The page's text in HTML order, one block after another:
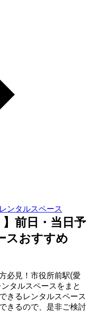
ンタルスペース
】前日・当日予
スおすすめ
必見！市役所前駅(愛
タルスペースをまと
きるレンタルスペース
きるので、是非ご検討